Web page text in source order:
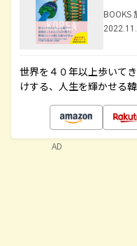
BOOKS
世界を４０年以上歩いて
けする、人生を輝かせる
AD